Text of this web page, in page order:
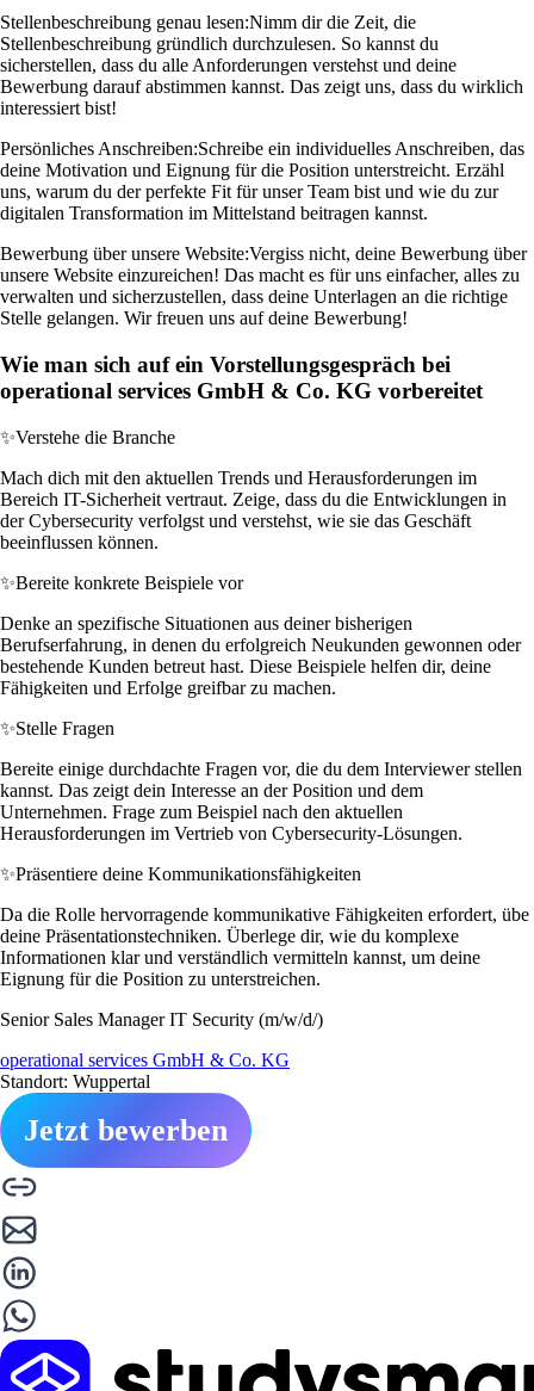
Stellenbeschreibung genau lesen:Nimm dir die Zeit, die
Stellenbeschreibung gründlich durchzulesen. So kannst du
sicherstellen, dass du alle Anforderungen verstehst und deine
Bewerbung darauf abstimmen kannst. Das zeigt uns, dass du wirklich
interessiert bist!
Persönliches Anschreiben:Schreibe ein individuelles Anschreiben, das
deine Motivation und Eignung für die Position unterstreicht. Erzähl
uns, warum du der perfekte Fit für unser Team bist und wie du zur
digitalen Transformation im Mittelstand beitragen kannst.
Bewerbung über unsere Website:Vergiss nicht, deine Bewerbung über
unsere Website einzureichen! Das macht es für uns einfacher, alles zu
verwalten und sicherzustellen, dass deine Unterlagen an die richtige
Stelle gelangen. Wir freuen uns auf deine Bewerbung!
Wie man sich auf ein Vorstellungsgespräch bei
operational services GmbH & Co. KG vorbereitet
✨Verstehe die Branche
Mach dich mit den aktuellen Trends und Herausforderungen im
Bereich IT-Sicherheit vertraut. Zeige, dass du die Entwicklungen in
der Cybersecurity verfolgst und verstehst, wie sie das Geschäft
beeinflussen können.
✨Bereite konkrete Beispiele vor
Denke an spezifische Situationen aus deiner bisherigen
Berufserfahrung, in denen du erfolgreich Neukunden gewonnen oder
bestehende Kunden betreut hast. Diese Beispiele helfen dir, deine
Fähigkeiten und Erfolge greifbar zu machen.
✨Stelle Fragen
Bereite einige durchdachte Fragen vor, die du dem Interviewer stellen
kannst. Das zeigt dein Interesse an der Position und dem
Unternehmen. Frage zum Beispiel nach den aktuellen
Herausforderungen im Vertrieb von Cybersecurity-Lösungen.
✨Präsentiere deine Kommunikationsfähigkeiten
Da die Rolle hervorragende kommunikative Fähigkeiten erfordert, übe
deine Präsentationstechniken. Überlege dir, wie du komplexe
Informationen klar und verständlich vermitteln kannst, um deine
Eignung für die Position zu unterstreichen.
Senior Sales Manager IT Security (m/w/d/)
operational services GmbH & Co. KG
Standort: Wuppertal
Jetzt bewerben